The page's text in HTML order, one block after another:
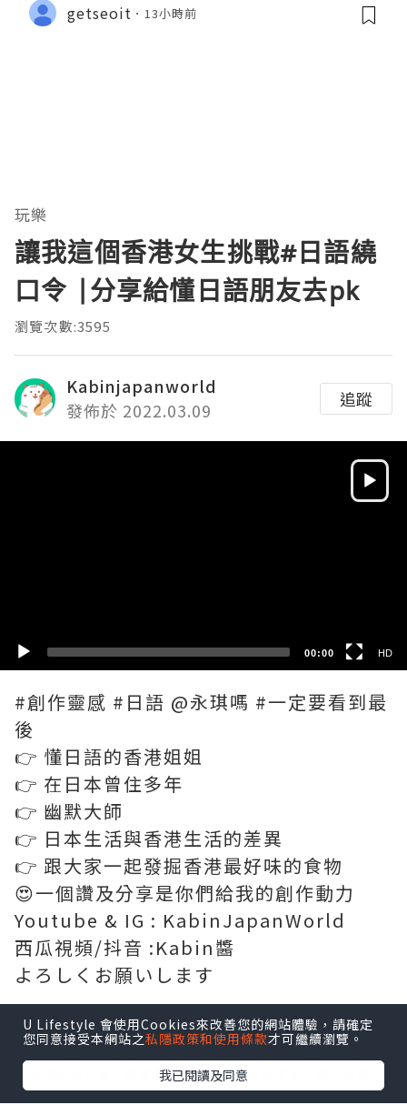
getseoit 13小時前
玩樂
讓我這個香港女生挑戰#日語繞
口令 |分享給懂日語朋友去pk
瀏覽次數:3595
Kabinjapanworld
發佈於 2022.03.09
追蹤
00:00 HD
#創作靈感 #日語 @永琪嗎 #一定要看到最
後
👉 懂日語的香港姐姐
👉 在日本曾住多年
👉 幽默大師
👉 日本生活與香港生活的差異
👉 跟大家一起發掘香港最好味的食物
😍一個讚及分享是你們給我的創作動力
Youtube & IG : KabinJapanWorld
西瓜視頻/抖音 :Kabin醬
よろしくお願いします
*本站之內容由作者所提供，並不代表本站的立場。因此本站對
所有博客的立場、真實性、準確性及完整性不負任何法律責
任。
U Lifestyle 會使用Cookies來改善您的網站體驗，請確定
您同意接受本網站之私隱政策和使用條款才可繼續瀏覽。
我已閱讀及同意